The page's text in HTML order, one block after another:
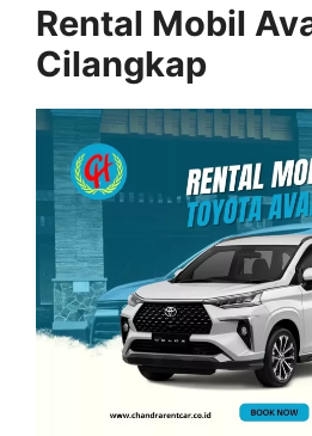
Rental Mobil
Cilangkap